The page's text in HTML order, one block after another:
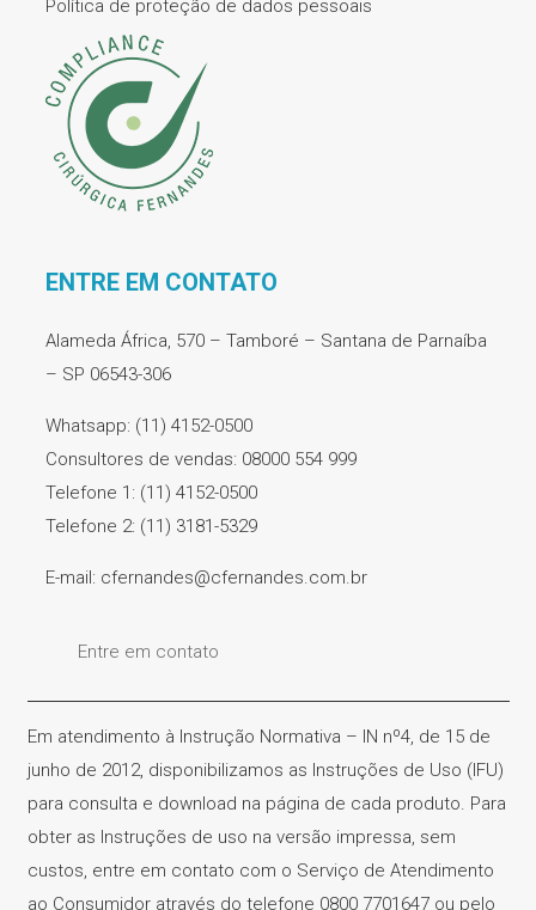
Política de proteção de dados pessoais
ENTRE EM CONTATO
Alameda África, 570 – Tamboré – Santana de Parnaíba
– SP 06543-306
Whatsapp: (11) 4152-0500
Consultores de vendas: 08000 554 999
Telefone 1: (11) 4152-0500
Telefone 2: (11) 3181-5329
E-mail: cfernandes@cfernandes.com.br
Entre em contato
Em atendimento à Instrução Normativa – IN nº4, de 15 de
junho de 2012, disponibilizamos as Instruções de Uso (IFU)
para consulta e download na página de cada produto. Para
obter as Instruções de uso na versão impressa, sem
custos, entre em contato com o Serviço de Atendimento
ao Consumidor através do telefone 0800 7701647 ou pelo